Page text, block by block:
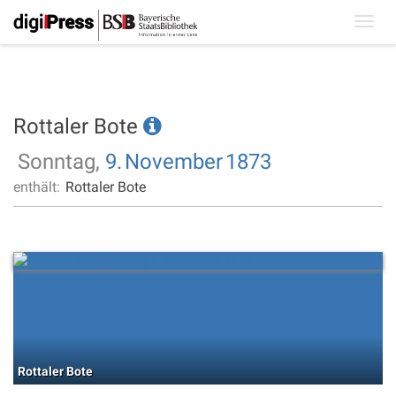
Rottaler Bote
Sonntag, 9. November1873
enthält: Rottaler Bote
Rottaler Bote